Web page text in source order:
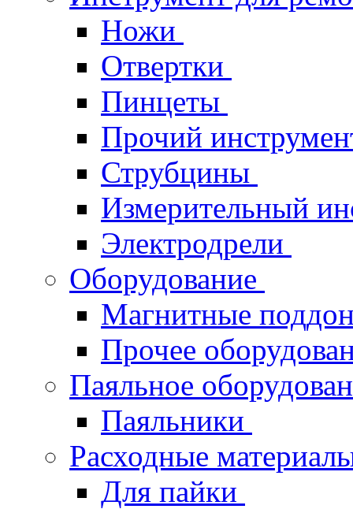
Ножи
Отвертки
Пинцеты
Прочий
Струбцины
Измерительный
Электродрели
Оборудование
Магнитные
Прочее
Паяльное
Паяльники
Расходные
Для пайки